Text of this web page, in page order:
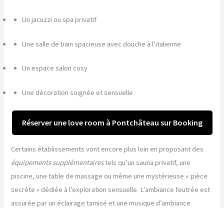
Un jacuzzi ou spa privatif
Une salle de bain spacieuse avec douche à l’italienne
Un espace salon cosy
Une décoration soignée et sensuelle
Réserver une love room à Pontchâteau sur Booking
Certains établissements vont encore plus loin en proposant des
équipements supplémentairestels qu’un sauna privatif, une
piscine, une table de massage ou même une mystérieuse « pièce
secrète » dédiée à l’exploration sensuelle. L’ambiance feutrée est
assurée par un éclairage tamisé et une musique d’ambiance